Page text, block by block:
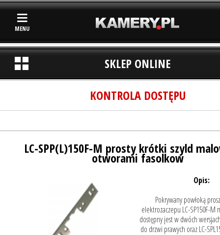
MENU
SKLEP ONLINE
KONTROLA DOSTĘPU
LC-SPP(L)150F-M prosty krótki szyld
otworami fasolkow
Opis:
Pokrywany powłoką
elektrozaczepu LC-SP150F-M
dostępny jest w dwóch
do drzwi prawych oraz LC-